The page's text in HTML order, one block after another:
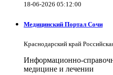
18-06-2026 05:12:00
Медицинский Портал Сочи
Краснодарский край
Информационно-
медицине и лечении